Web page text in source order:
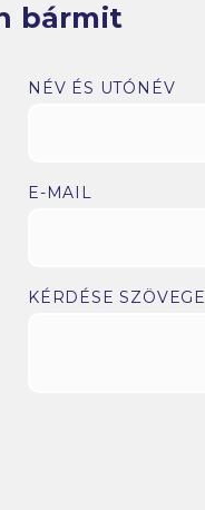
bármit
NÉV ÉS UTÓNÉV
E-MAIL
KÉRDÉSE SZÖVEGE